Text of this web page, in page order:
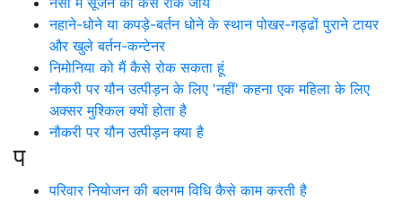
नहाने-धोने या कपड़े-बर्तन धोने के स्थान पोखर-गड्ढों पुराने टायर
और खुले बर्तन-कन्टेनर
निमोनिया को मैं कैसे रोक सकता हूं
नौकरी पर यौन उत्पीड़न के लिए 'नहीं' कहना एक महिला के लिए
अक्सर मुश्किल क्यों होता है
नौकरी पर यौन उत्पीड़न क्या है
प
परिवार नियोजन की बलगम विधि कैसे काम करती है